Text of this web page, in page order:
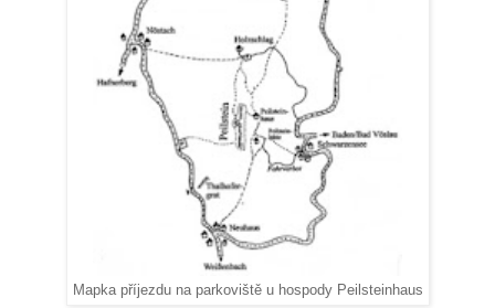
Mapka příjezdu na parkoviště u hospody Peilsteinhaus